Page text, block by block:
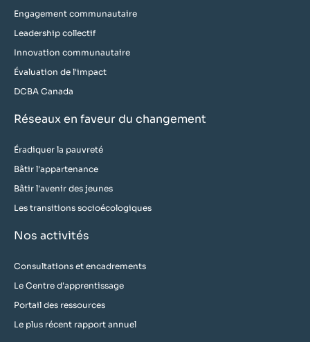
Engagement communautaire
Leadership collectif
Innovation communautaire
Évaluation de l'impact
DCBA Canada
Réseaux en faveur du changement
Éradiquer la pauvreté
Bâtir l'appartenance
Bâtir l'avenir des jeunes
Les transitions socioécologiques
Nos activités
Consultations et encadrements
Le Centre d'apprentissage
Portail des ressources
Le plus récent rapport annuel